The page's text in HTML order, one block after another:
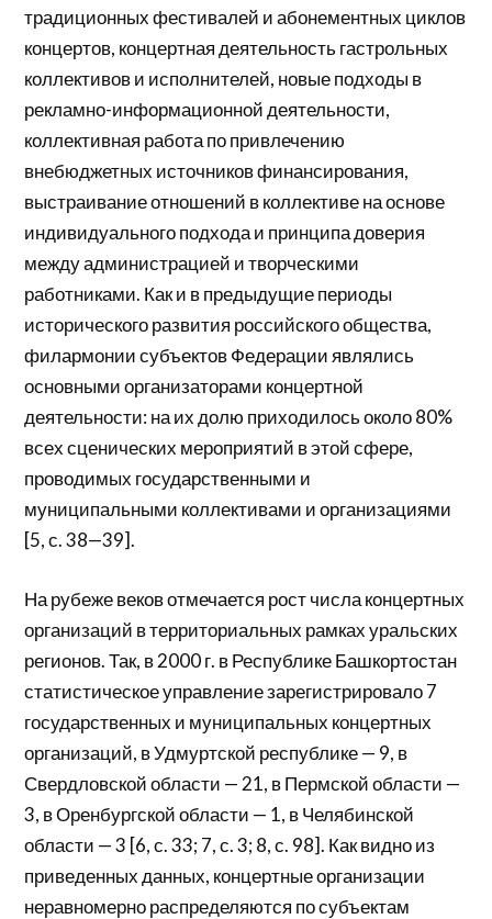
традиционных фестивалей и абонементных циклов
концертов, концертная деятельность гастрольных
коллективов и исполнителей, новые подходы в
рекламно-информационной деятельности,
коллективная работа по привлечению
внебюджетных источников финансирования,
выстраивание отношений в коллективе на основе
индивидуального подхода и принципа доверия
между администрацией и творческими
работниками. Как и в предыдущие периоды
исторического развития российского общества,
филармонии субъектов Федерации являлись
основными организаторами концертной
деятельности: на их долю приходилось около 80%
всех сценических мероприятий в этой сфере,
проводимых государственными и
муниципальными коллективами и организациями
[5, с. 38—39].
На рубеже веков отмечается рост числа концертных
организаций в территориальных рамках уральских
регионов. Так, в 2000 г. в Республике Башкортостан
статистическое управление зарегистрировало 7
государственных и муниципальных концертных
организаций, в Удмуртской республике — 9, в
Свердловской области — 21, в Пермской области —
3, в Оренбургской области — 1, в Челябинской
области — 3 [6, с. 33; 7, с. 3; 8, с. 98]. Как видно из
приведенных данных, концертные организации
неравномерно распределяются по субъектам